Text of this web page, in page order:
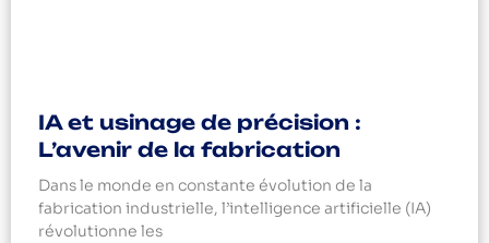
IA et usinage de précision :
L’avenir de la fabrication
Dans le monde en constante évolution de la
fabrication industrielle, l’intelligence artificielle (IA)
révolutionne les